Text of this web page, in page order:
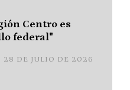
Centro es
federal"
28 DE JULIO DE 2026